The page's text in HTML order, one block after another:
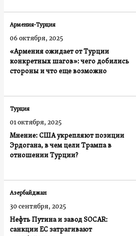
«Армения ожидает от Турции
конкретных шагов»: чего добились
стороны и что еще возможно
Армения-Турция
06 октября, 2025
Мнение: США укрепляют позиции
Эрдогана, в чем цели Трампа в
отношении Турции?
Турция
01 октября, 2025
Нефть Путина и завод SOCAR:
санкции ЕС затрагивают
Азербайджан
30 сентября, 2025